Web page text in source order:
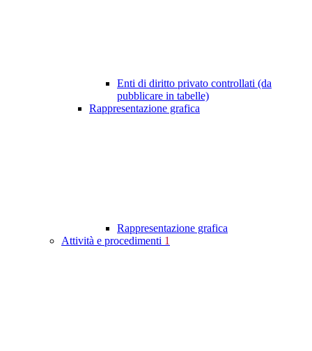
Enti di diritto privato controllati (da
pubblicare in tabelle)
Rappresentazione grafica
Rappresentazione grafica
Attività e procedimenti 1